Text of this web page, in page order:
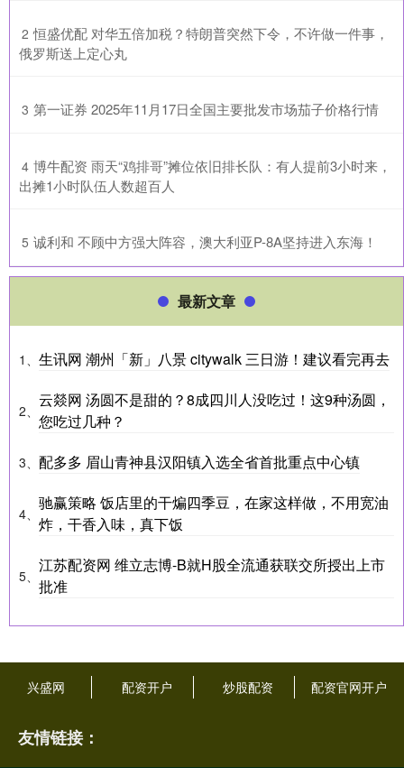
2 ​恒盛优配 对华五倍加税？特朗普突然下令，不许做一件事，
俄罗斯送上定心丸
3 ​第一证券 2025年11月17日全国主要批发市场茄子价格行情
4 ​博牛配资 雨天“鸡排哥”摊位依旧排长队：有人提前3小时来，
出摊1小时队伍人数超百人
5 ​诚利和 不顾中方强大阵容，澳大利亚P-8A坚持进入东海！
最新文章
1、 生讯网 潮州「新」八景 citywalk 三日游！建议看完再去
2、
云燚网 汤圆不是甜的？8成四川人没吃过！这9种汤圆，
您吃过几种？
3、 配多多 眉山青神县汉阳镇入选全省首批重点中心镇
4、
驰赢策略 饭店里的干煸四季豆，在家这样做，不用宽油
炸，干香入味，真下饭
5、
江苏配资网 维立志博-B就H股全流通获联交所授出上市
批准
兴盛网 配资开户 炒股配资 配资官网开户
友情链接：